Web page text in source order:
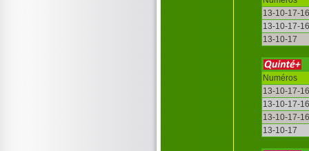
13-10-17-
13-10-17-
13-10-17
Numéros
13-10-17-
13-10-17-
13-10-17-
13-10-17